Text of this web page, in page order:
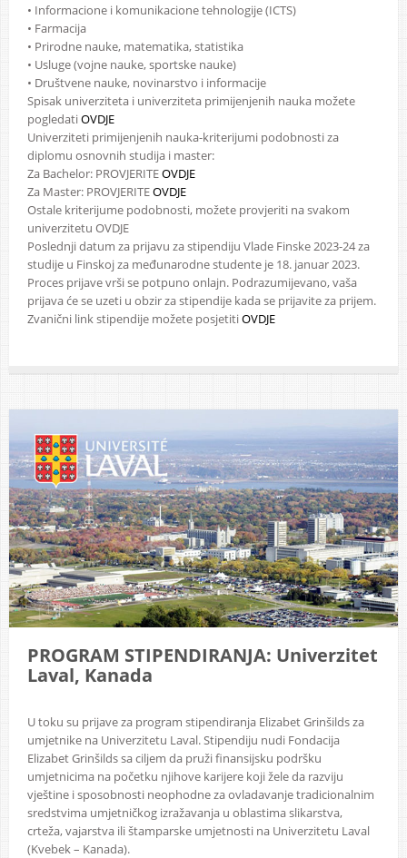
• Informacione i komunikacione tehnologije (ICTS)
• Farmacija
• Prirodne nauke, matematika, statistika
• Usluge (vojne nauke, sportske nauke)
• Društvene nauke, novinarstvo i informacije
Spisak univerziteta i univerziteta primijenjenih nauka možete
pogledatiOVDJE
Univerziteti primijenjenih nauka-kriterijumi podobnosti za
diplomu osnovnih studija i master:
Za Bachelor: PROVJERITEOVDJE
Za Master: PROVJERITEOVDJE
Ostale kriterijume podobnosti, možete provjeriti na svakom
univerzitetu OVDJE
Poslednji datum za prijavu za stipendiju Vlade Finske 2023-24 za
studije u Finskoj za međunarodne studente je 18. januar 2023.
Proces prijave vrši se potpuno onlajn. Podrazumijevano, vaša
prijava će se uzeti u obzir za stipendije kada se prijavite za prijem.
Zvanični link stipendije možete posjetitiOVDJE
PROGRAM STIPENDIRANJA: Univerzitet
Laval, Kanada
U toku su prijave za program stipendiranja Elizabet Grinšilds za
umjetnike na Univerzitetu Laval. Stipendiju nudi Fondacija
Elizabet Grinšilds sa ciljem da pruži finansijsku podršku
umjetnicima na početku njihove karijere koji žele da razviju
vještine i sposobnosti neophodne za ovladavanje tradicionalnim
sredstvima umjetničkog izražavanja u oblastima slikarstva,
crteža, vajarstva ili štamparske umjetnosti na Univerzitetu Laval
(Kvebek – Kanada).